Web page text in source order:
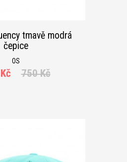
tmavě modrá
čepice
OS
750 Kč